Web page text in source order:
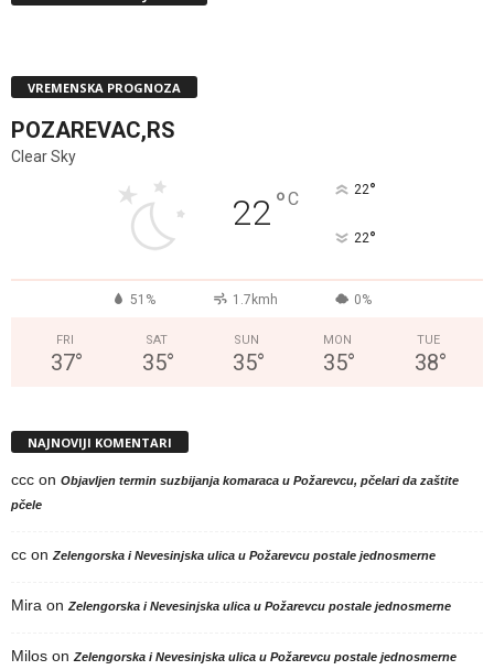
VREMENSKA PROGNOZA
POZAREVAC,RS
Clear Sky
22°C 22°
22°
51% 1.7kmh 0%
FRI
37°
SAT
35°
SUN
35°
MON
35°
TUE
38°
NAJNOVIJI KOMENTARI
ccc on Objavljen termin suzbijanja komaraca u Požarevcu, pčelari da zaštite
pčele
cc on Zelengorska i Nevesinjska ulica u Požarevcu postale jednosmerne
Mira on Zelengorska i Nevesinjska ulica u Požarevcu postale jednosmerne
Milos on Zelengorska i Nevesinjska ulica u Požarevcu postale jednosmerne